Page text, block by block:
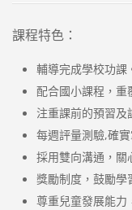
課程特色：
輔導完成學校功課
配合國小課程，重
注重課前的預習及
每週評量測驗,確
採用雙向溝通，關
獎勵制度，鼓勵學
尊重兒童發展能力